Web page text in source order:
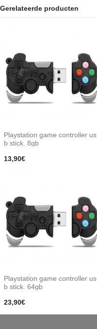
Gerelateerde producten
Playstation game controller us
b stick. 8gb
13,90€
Playstation game controller us
b stick. 64gb
23,90€